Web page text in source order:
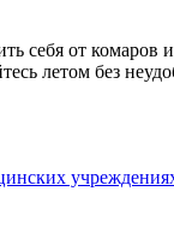
себя от комаров и
летом без